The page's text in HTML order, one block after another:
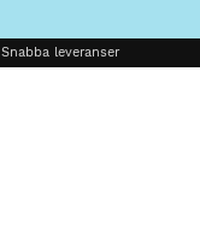
Snabba leveranser